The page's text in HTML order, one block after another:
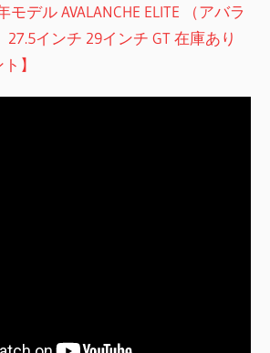
デル AVALANCHE ELITE （アバラ
インチ 29インチ GT 在庫あり
】